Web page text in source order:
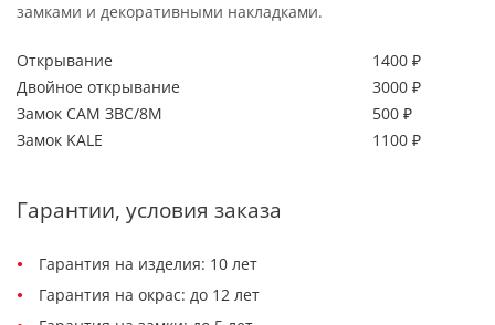
замками и декоративными накладками.
Открывание
1400 ₽
Двойное открывание
3000 ₽
Замок САМ ЗВС/8М
500 ₽
Замок KALE
1100 ₽
Гарантии, условия заказа
Гарантия на изделия: 10 лет
Гарантия на окрас: до 12 лет